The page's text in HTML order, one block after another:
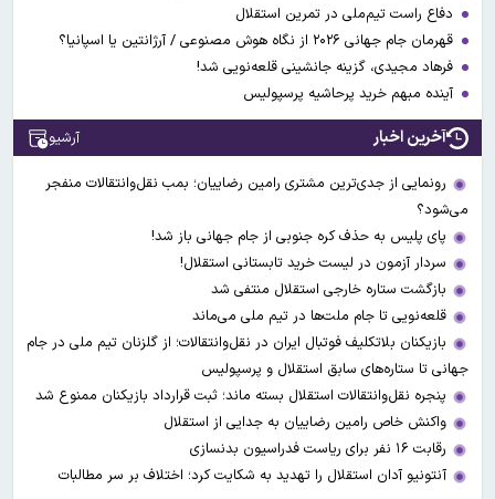
دفاع راست تیم‌ملی در تمرین استقلال
قهرمان جام جهانی ۲۰۲۶ از نگاه هوش مصنوعی / آرژانتین یا اسپانیا؟
فرهاد مجیدی، گزینه جانشینی قلعه‌نویی شد!
آینده مبهم خرید پرحاشیه پرسپولیس
آخرین اخبار آرشیو
رونمایی از جدی‌ترین مشتری رامین رضاییان؛ بمب نقل‌وانتقالات منفجر
می‌شود؟
پای پلیس به حذف کره جنوبی از جام جهانی باز شد!
سردار آزمون در لیست خرید تابستانی استقلال!
بازگشت ستاره خارجی استقلال منتفی شد
قلعه‌نویی تا جام ملت‌ها در تیم ملی می‌ماند
بازیکنان بلاتکلیف فوتبال ایران در نقل‌وانتقالات؛ از گلزنان تیم ملی در جام
جهانی تا ستاره‌های سابق استقلال و پرسپولیس
پنجره نقل‌وانتقالات استقلال بسته ماند؛ ثبت قرارداد بازیکنان ممنوع شد
واکنش خاص رامین رضاییان به جدایی از استقلال
رقابت ۱۶ نفر برای ریاست فدراسیون بدنسازی
آنتونیو آدان استقلال را تهدید به شکایت کرد؛ اختلاف بر سر مطالبات